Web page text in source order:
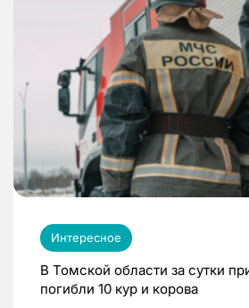
Интересное
В Томской области за сутки
погибли 10 кур и корова